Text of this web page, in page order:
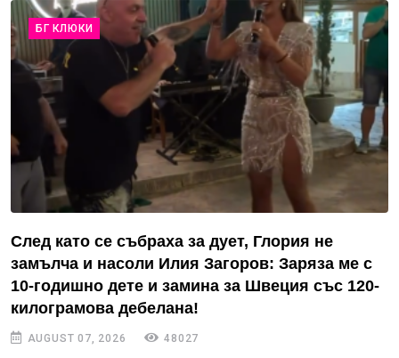
БГ КЛЮКИ
След като се събраха за дует, Глория не
замълча и насоли Илия Загоров: Заряза ме с
10-годишно дете и замина за Швеция със 120-
килограмова дебелана!
AUGUST 07, 2026 48027